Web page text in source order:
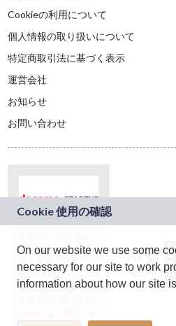
Cookieの利用について
個人情報の取り扱いについて
特定商取引法に基づく表示
運営会社
お知らせ
お問い合わせ
ドコモグループの新
規事業創出プログラ
ム「docomo
STARTUP」を通じて
On our website we use some
necessary for our site to work
information about how our site